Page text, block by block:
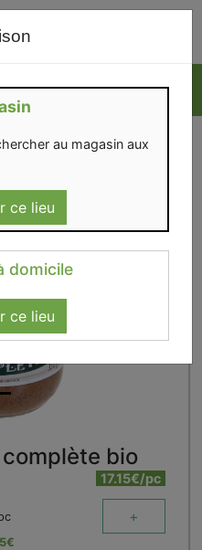
au magasin aux
ce lieu
domicile
ce lieu
bio
17.15€/pc
+
€